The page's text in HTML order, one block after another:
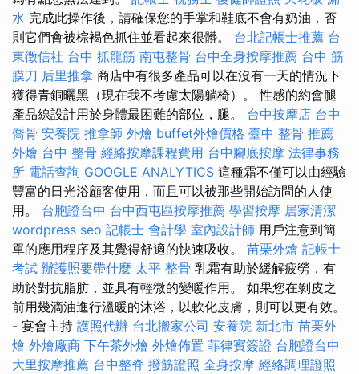
水 完成此操作後，請確保您的手掌和鞋底不會有奶油，否
則它們會被棕褐色抓住並看起來很髒。 台北記帳士推薦 台
東徵信社 台中 抓龍筋 南屯整骨 台中全身按摩推薦 台中 筋
膜刀 后里推拿 商店中有很多產品可以在沒有一天的情況下
獲得青銅曬黑（現在我不考慮太陽躺椅）。 性感的約會腿
產品線設計用於身體最困難的部位，腿。 台中按摩店 台中
喬骨 安養院 推拿師 外燴 buffet外燴價格 臺中 整骨 推薦
外燴 台中 整骨 經絡按摩課程費用 台中腳底按摩 法律事務
所 電話查詢 GOOGLE ANALYTICS 這種霜不僅可以由經驗
豐富的日光浴顧客使用，而且可以被那些開始訪問的人使
用。 台胞證台中 台中西屯區按摩推薦 學習按摩 居家清潔
wordpress seo 記帳士 會計學 室內設計師 用戶注意到簡
單的應用程序及其覺得舒適的快速吸收。 苗栗外燴 記帳士
考試 辦護照要帶什麼 太平 整骨 乳霜有助於緩解疲勞，有
助於對抗脂肪，並具有輕微的變暖作用。 如果您在剝皮之
前用幾滴油進行溫暖的沐浴，以軟化皮膚，則可以更有效。
- 宴會主持 護照代辦 台北搬家公司 安養院 新北市 苗栗外
燴 外燴廠商 下午茶外燴 外燴佈置 菲律賓簽證 台胞證台中
大里按摩推薦 台中整脊 撥筋證照 全身按摩 經絡調理證照